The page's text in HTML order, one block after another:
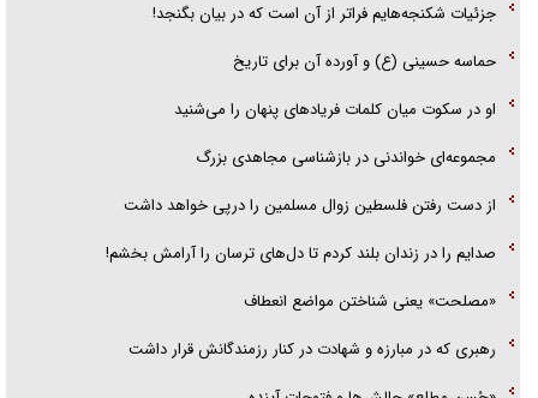
جزئیات شکنجه‌هایم فراتر از آن است که در بیان بگنجد!
حماسه حسینی (ع) و آورده آن برای تاریخ
او در سکوت میان کلمات فریاد‌های پنهان را می‌شنید
مجموعه‌ای خواندنی در بازشناسی مجاهدی بزرگ
از دست رفتن فلسطین زوال مسلمین را درپی خواهد داشت
صدایم را در زندان بلند کردم تا دل‌های ترسان را آرامش بخشم!
«مصلحت» یعنی شناختن مواضع انعطاف
رهبری که در مبارزه و شهادت در کنار رزمندگانش قرار داشت